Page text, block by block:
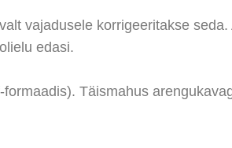
vajadusele korrigeeritakse
edasi.
Täismahus